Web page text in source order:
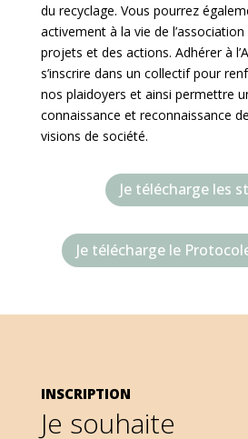
du recyclage. Vous pourrez
activement à la vie de
projets et des actions. Adhérer à
s’inscrire dans un collectif pour
nos plaidoyers et ainsi permettre
connaissance et reconnaissance
visions de société.
Je télécharge les
Je télécharge le
INSCRIPTION
Je souhaite